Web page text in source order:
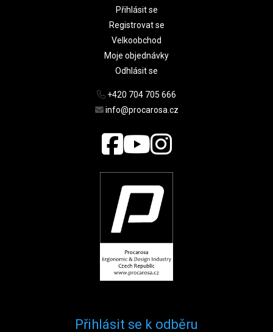
Přihlásit se
Registrovat se
Velkoobchod
Moje objednávky
Odhlásit se
+420 704 705 666
info@procarosa.cz
Přihlásit se k odběru